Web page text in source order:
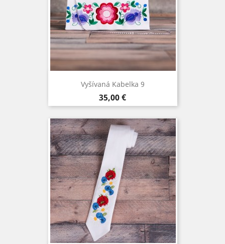
Vyšívaná Kabelka 9
Cena
35,00 €